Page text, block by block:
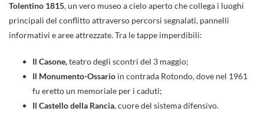
Tolentino 1815, un vero museo a cielo aperto che collega i luoghi
principali del conflitto attraverso percorsi segnalati, pannelli
informativi e aree attrezzate. Tra le tappe imperdibili:
Il Casone,teatro degli scontri del 3 maggio;
Il Monumento-Ossario in contrada Rotondo, dove nel 1961
fu eretto un memoriale per i caduti;
Il Castello della Rancia, cuore del sistema difensivo.